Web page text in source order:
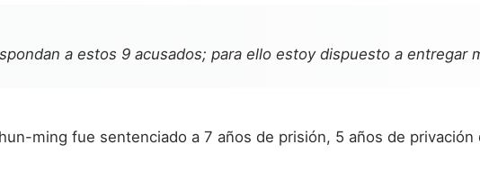
a estos 9 acusados; para ello estoy dispuesto a entregar
ming fue sentenciado a 7 años de prisión, 5 años de